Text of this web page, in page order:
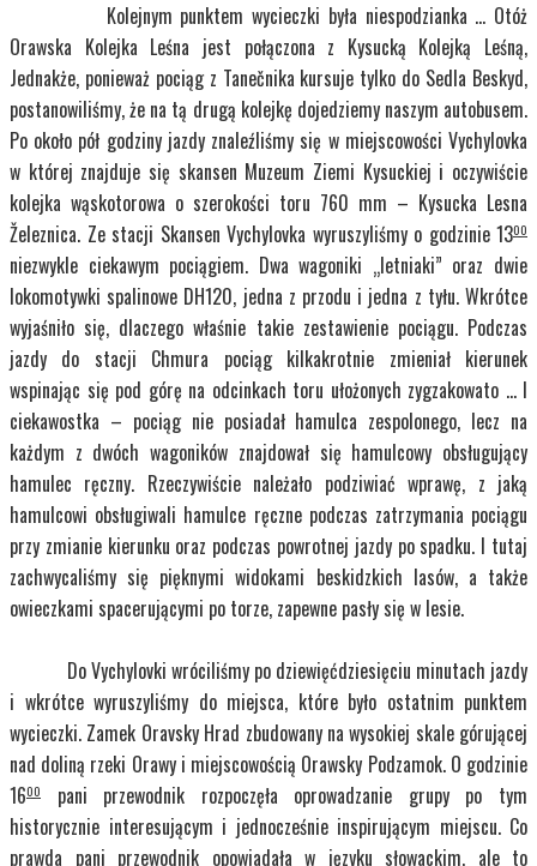
Kolejnym punktem wycieczki była niespodzianka … Otóż
Orawska Kolejka Leśna jest połączona z Kysucką Kolejką Leśną,
Jednakże, ponieważ pociąg z Tanečnika kursuje tylko do Sedla Beskyd,
postanowiliśmy, że na tą drugą kolejkę dojedziemy naszym autobusem.
Po około pół godziny jazdy znaleźliśmy się w miejscowości Vychylovka
w której znajduje się skansen Muzeum Ziemi Kysuckiej i oczywiście
kolejka wąskotorowa o szerokości toru 760 mm – Kysucka Lesna
Železnica. Ze stacji Skansen Vychylovka wyruszyliśmy o godzinie 1300
niezwykle ciekawym pociągiem. Dwa wagoniki „letniaki” oraz dwie
lokomotywki spalinowe DH120, jedna z przodu i jedna z tyłu. Wkrótce
wyjaśniło się, dlaczego właśnie takie zestawienie pociągu. Podczas
jazdy do stacji Chmura pociąg kilkakrotnie zmieniał kierunek
wspinając się pod górę na odcinkach toru ułożonych zygzakowato … I
ciekawostka – pociąg nie posiadał hamulca zespolonego, lecz na
każdym z dwóch wagoników znajdował się hamulcowy obsługujący
hamulec ręczny. Rzeczywiście należało podziwiać wprawę, z jaką
hamulcowi obsługiwali hamulce ręczne podczas zatrzymania pociągu
przy zmianie kierunku oraz podczas powrotnej jazdy po spadku. I tutaj
zachwycaliśmy się pięknymi widokami beskidzkich lasów, a także
owieczkami spacerującymi po torze, zapewne pasły się w lesie.
Do Vychylovki wróciliśmy po dziewięćdziesięciu minutach jazdy
i wkrótce wyruszyliśmy do miejsca, które było ostatnim punktem
wycieczki. Zamek Oravsky Hrad zbudowany na wysokiej skale górującej
nad doliną rzeki Orawy i miejscowością Orawsky Podzamok. O godzinie
1600
pani przewodnik rozpoczęła oprowadzanie grupy po tym
historycznie interesującym i jednocześnie inspirującym miejscu. Co
prawda pani przewodnik opowiadała w języku słowackim, ale to